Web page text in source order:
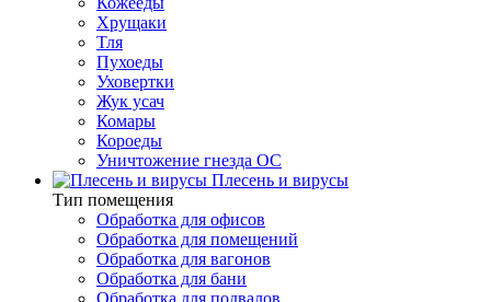
Хрущаки
Тля
Пухоеды
Уховертки
Жук усач
Комары
Короеды
Уничтожение гнезда ОС
Плесень и вирусы
Тип помещения
Обработка для офисов
Обработка для помещений
Обработка для вагонов
Обработка для бани
Обработка для подвалов